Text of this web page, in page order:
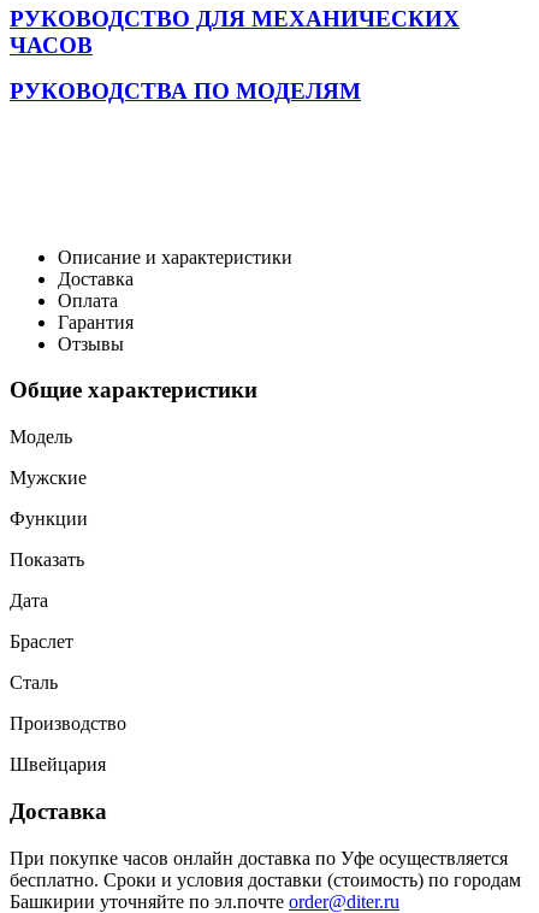
РУКОВОДСТВО ДЛЯ МЕХАНИЧЕСКИХ
ЧАСОВ
РУКОВОДСТВА ПО МОДЕЛЯМ
Описание и характеристики
Доставка
Оплата
Гарантия
Отзывы
Общие характеристики
Модель
Мужские
Функции
Показать
Дата
Браслет
Сталь
Производство
Швейцария
Доставка
При покупке часов онлайн доставка по Уфе осуществляется
бесплатно. Сроки и условия доставки (стоимость) по городам
Башкирии уточняйте по эл.почте order@diter.ru